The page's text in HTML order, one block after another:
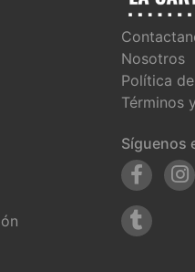
Nosotros
Política
Términos
Síguenos